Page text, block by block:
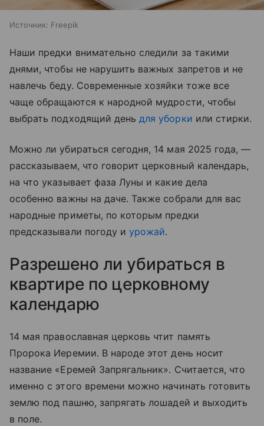
Источник: Freepik
Наши предки внимательно следили за такими
днями, чтобы не нарушить важных запретов и не
навлечь беду. Современные хозяйки тоже все
чаще обращаются к народной мудрости, чтобы
выбрать подходящий деньдля уборки или стирки.
Можно ли убираться сегодня, 14 мая 2025 года, —
рассказываем, что говорит церковный календарь,
на что указывает фаза Луны и какие дела
особенно важны на даче. Также собрали для вас
народные приметы, по которым предки
предсказывали погоду иурожай.
Разрешено ли убираться в
квартире по церковному
календарю
14 мая православная церковь чтит память
Пророка Иеремии. В народе этот день носит
название «Еремей Запрягальник». Считается, что
именно с этого времени можно начинать готовить
землю под пашню, запрягать лошадей и выходить
в поле.